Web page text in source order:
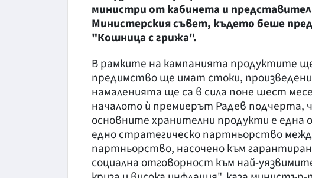
министри от кабинета и
Министерския съвет, където беше
"Кошница с грижа".
В рамките на кампанията продуктите
предимство ще имат стоки,
намаленията ще са в сила поне шест
началото ѝ премиерът Радев подчерта,
основните хранителни продукти е
едно стратегическо партньорство
партньорство, насочено към
социална отговорност към най-